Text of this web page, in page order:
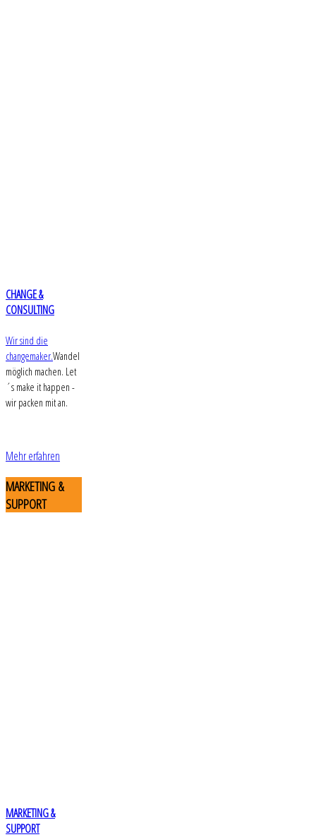
CHANGE &
CONSULTING
Wir sind die
changemaker.Wandel
möglich machen. Let
´s make it happen -
wir packen mit an.
Mehr erfahren
MARKETING &
SUPPORT
MARKETING &
SUPPORT